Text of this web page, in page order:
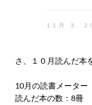
11月 3.
さ、１０月読んだ本
10月の読書メーター
読んだ本の数：8冊